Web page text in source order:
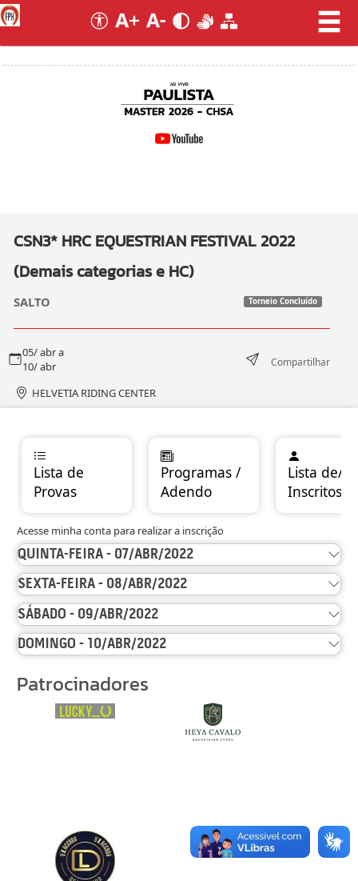
CSN3* HRC EQUESTRIAN FESTIVAL 2022
(Demais categorias e HC)
SALTO Torneio Concluído
05/ abr a
10/ abr
Compartilhar
HELVETIA RIDING CENTER
Lista de
Provas
Programas /
Adendo
Lista de/
Inscritos
Acesse minha conta para realizar a inscrição
QUINTA-FEIRA - 07/ABR/2022
SEXTA-FEIRA - 08/ABR/2022
SÁBADO - 09/ABR/2022
DOMINGO - 10/ABR/2022
Patrocinadores